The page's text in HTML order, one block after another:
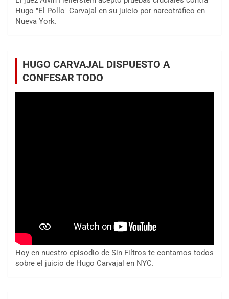
Hugo "El Pollo" Carvajal en su juicio por narcotráfico en
Nueva York.
HUGO CARVAJAL DISPUESTO A
CONFESAR TODO
Hoy en nuestro episodio de Sin Filtros te contamos todos
sobre el juicio de Hugo Carvajal en NYC.